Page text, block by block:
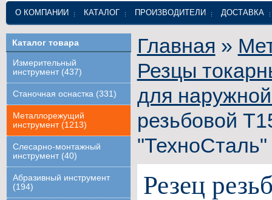
О КОМПАНИИ КАТАЛОГ ПРОИЗВОДИТЕЛИ ДОСТАВКА
Каталог товара
Измерительный
инструмент (437)
Станочная оснастка (331)
Металлорежущий
инструмент (1213)
Слесарно-монтажный
инструмент (40)
Абразивный инструмент
(194)
Главная »
Резцы
для
резьбовой
"ТехноСталь"
Резец